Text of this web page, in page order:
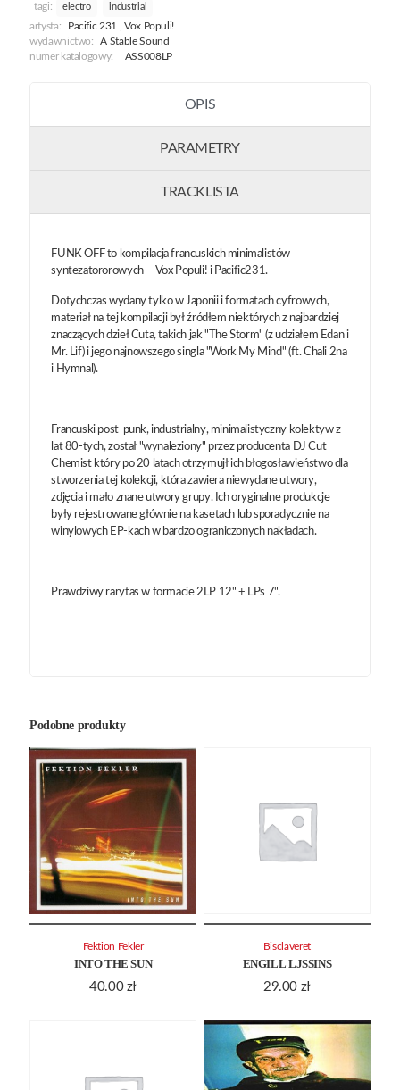
tagi:
electro industrial
artysta: Pacific 231
Vox Populi!
wydawnictwo:
A Stable Sound
numer katalogowy:
ASS008LP
OPIS
PARAMETRY
TRACKLISTA
FUNK OFF to kompilacja francuskich minimalistów
syntezatororowych – Vox Populi! i Pacific231.
Dotychczas wydany tylko w Japonii i formatach cyfrowych,
materiał na tej kompilacji był źródłem niektórych z najbardziej
znaczących dzieł Cuta, takich jak "The Storm" (z udziałem Edan i
Mr. Lif) i jego najnowszego singla "Work My Mind" (ft. Chali 2na
i Hymnal).
Francuski post-punk, industrialny, minimalistyczny kolektyw z
lat 80-tych, został "wynaleziony" przez producenta DJ Cut
Chemist który po 20 latach otrzymujł ich błogosławieństwo dla
stworzenia tej kolekcji, która zawiera niewydane utwory,
zdjęcia i mało znane utwory grupy. Ich oryginalne produkcje
były rejestrowane głównie na kasetach lub sporadycznie na
winylowych EP-kach w bardzo ograniczonych nakładach.
Prawdziwy rarytas w formacie 2LP 12" + LPs 7".
Podobne produkty
INTO THE SUN
40.00 zł
Fektion Fekler
ENGILL LJSSINS
29.00 zł
Bisclaveret